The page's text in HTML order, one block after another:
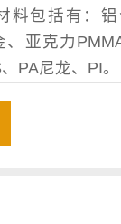
料包括有：
亚克力
PA尼龙、PI。